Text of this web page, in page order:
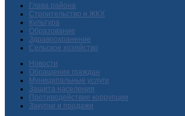
Глава района
Строительство и ЖКХ
Культура
Образование
Здравоохранение
Сельское хозяйство
Новости
Обращения граждан
Муниципальные услуги
Защита населения
Противодействие коррупции
Закупки и продажи